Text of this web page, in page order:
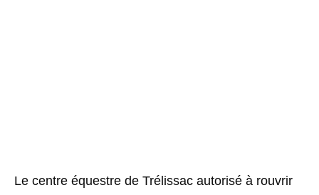
Le centre équestre de Trélissac autorisé à rouvrir